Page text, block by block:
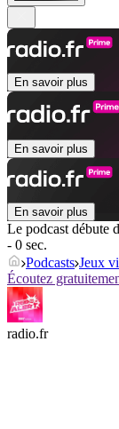
En savoir plus
En savoir plus
En savoir plus
Le podcast débute
- 0 sec.
Podcasts Jeux
Écoutez
radio.fr